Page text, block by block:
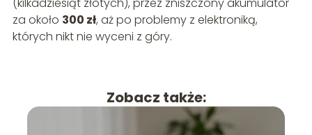
za około 300 zł, aż po problemy z elektroniką,
których nikt nie wyceni z góry.
Zobacz także: